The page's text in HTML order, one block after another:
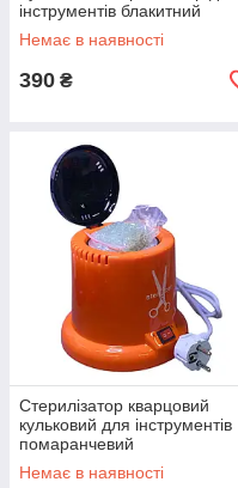
інструментів блакитний
Немає в наявності
390 ₴
Стерилізатор кварцовий
кульковий для інструментів
помаранчевий
Немає в наявності